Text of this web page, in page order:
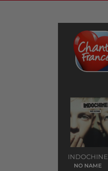
INDOCHINE
NO NAME